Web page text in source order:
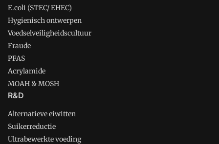
E.coli (STEC/ EHEC)
Hygienisch ontwerpen
Voedselveiligheidscultuur
Fraude
PFAS
Acrylamide
MOAH & MOSH
R&D
Alternatieve eiwitten
Suikerreductie
Ultrabewerkte voeding